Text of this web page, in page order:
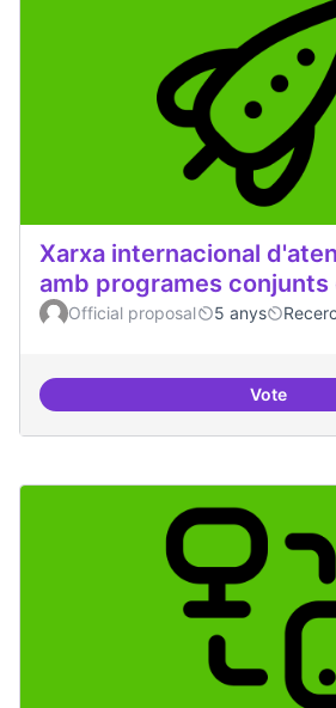
Xarxa internacional
amb programes
Official proposal 5 anys
VoteXarxa